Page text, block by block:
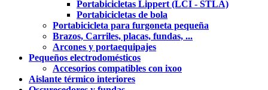
Portabicicletas Lippert (LCI - STLA)
Portabicicletas de bola
Portabicicleta para furgoneta pequeña
Brazos, Carriles, placas, fundas, ...
Arcones y portaequipajes
Pequeños electrodomésticos
Accesorios compatibles con ixoo
Aislante térmico interiores